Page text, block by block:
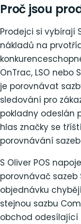
Proč jsou
Prodejci si vybírají
nákladů na
OnTrac, LSO
je porovnávat
sledování pro
pokladny odeslán
hlas značky se
porovnávání
S Oliver POS
porovnávač sazeb
objednávku
stejnou sazbu
obchod odesílající